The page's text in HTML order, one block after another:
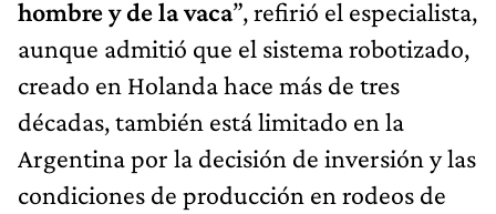
hombre y de la vaca”, refirió el especialista,
aunque admitió que el sistema robotizado,
creado en Holanda hace más de tres
décadas, también está limitado en la
Argentina por la decisión de inversión y las
condiciones de producción en rodeos de